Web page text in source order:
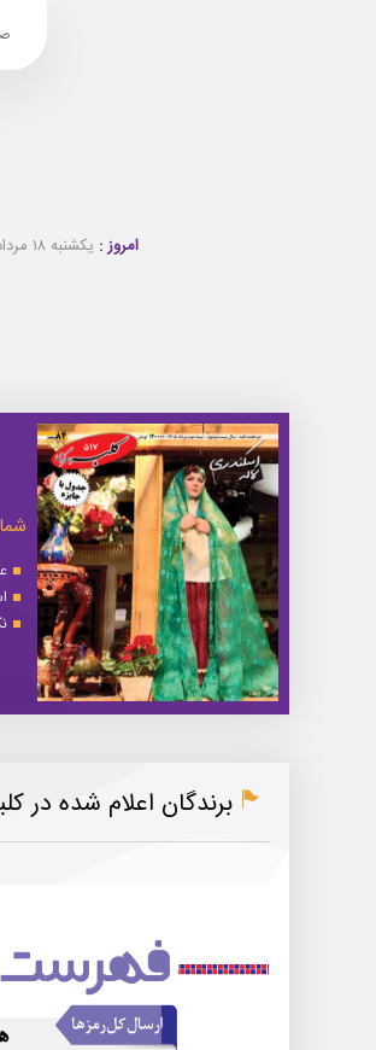
امروز : یکشنبه ۱۸ مرداد ۰۵ - Sunday 9th August 26
برندگان اعلام شده در